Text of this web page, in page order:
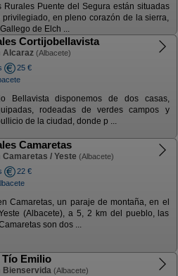
Rurales Puente del Segura están situadas
en pleno corazón de la sierra,
de Elch ...
Cortijobellavista
Alcaraz (Albacete)
25 €
Bellavista disponemos de dos casas,
rodeadas de verdes campos y
de la ciudad, donde p ...
Camaretas
Camaretas / Yeste (Albacete)
22 €
Camaretas, un paraje de montaña, en el
(Albacete), a 5, 2 km del pueblo, las
son dos ...
Tío Emilio
Bienservida (Albacete)